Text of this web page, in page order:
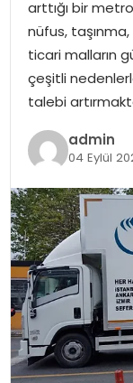
arttığı bir
nüfus,
ticari malların
çeşitli
talebi
admin
04 Eylül